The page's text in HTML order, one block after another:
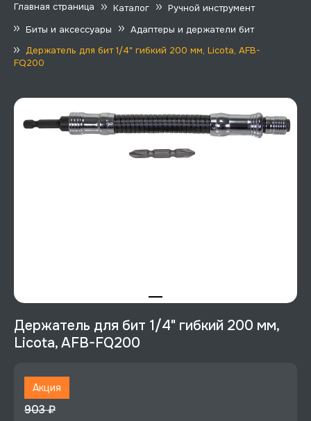
Главная страница Каталог
Ручной инструмент
Биты и аксессуары
Адаптеры и держатели бит
Держатель для бит 1/4" гибкий 200 мм, Licota, AFB-
FQ200
Держатель для бит 1/4" гибкий 200 мм,
Licota, AFB-FQ200
Акция
903 ₽